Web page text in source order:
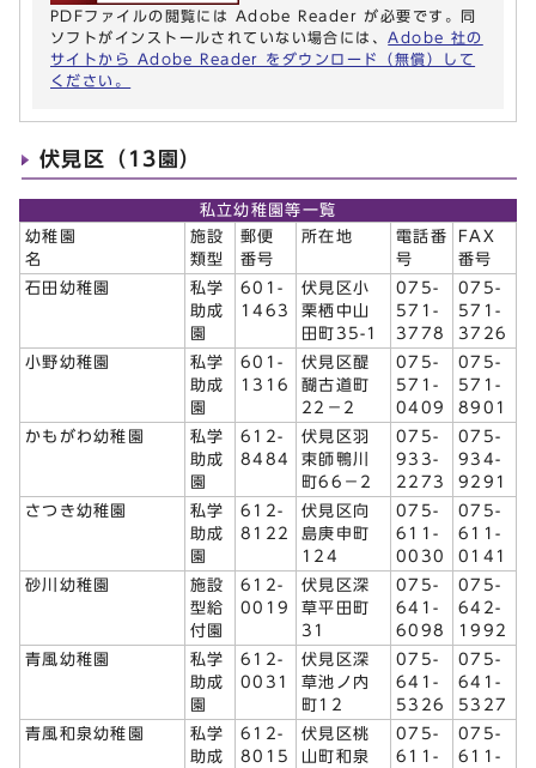
PDFファイルの閲覧には Adobe Reader が必要です。同
ソフトがインストールされていない場合には、 Adobe 社の
サイトから Adobe Reader をダウンロード（無償）して
ください。
伏見区（13園）
私立幼稚園等一覧
幼稚園
名
施設
類型
郵便
番号
所在地
電話番
号
FAX
番号
石田幼稚園
私学
助成
園
601-
1463
伏見区小
栗栖中山
田町35-1
075-
571-
3778
075-
571-
3726
小野幼稚園
私学
助成
園
601-
1316
伏見区醍
醐古道町
22－2
075-
571-
0409
075-
571-
8901
かもがわ幼稚園
私学
助成
園
612-
8484
伏見区羽
束師鴨川
町66－2
075-
933-
2273
075-
934-
9291
さつき幼稚園
私学
助成
園
612-
8122
伏見区向
島庚申町
124
075-
611-
0030
075-
611-
0141
砂川幼稚園
施設
型給
付園
612-
0019
伏見区深
草平田町
31
075-
641-
6098
075-
642-
1992
青風幼稚園
私学
助成
園
612-
0031
伏見区深
草池ノ内
町12
075-
641-
5326
075-
641-
5327
青風和泉幼稚園
私学
助成
612-
8015
伏見区桃
山町和泉
075-
611-
075-
611-